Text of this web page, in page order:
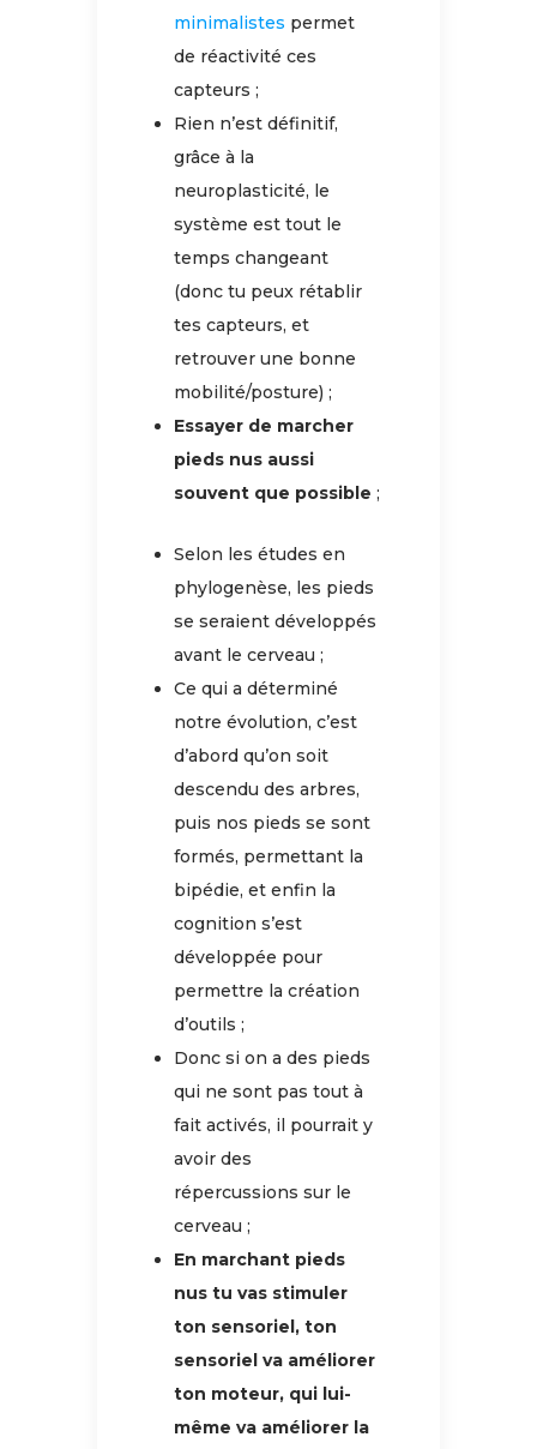
minimalistes permet
de réactivité ces
capteurs ;
Rien n’est définitif,
grâce à la
neuroplasticité, le
système est tout le
temps changeant
(donc tu peux rétablir
tes capteurs, et
retrouver une bonne
mobilité/posture) ;
Essayer de marcher
pieds nus aussi
souvent que possible ;
Selon les études en
phylogenèse, les pieds
se seraient développés
avant le cerveau ;
Ce qui a déterminé
notre évolution, c’est
d’abord qu’on soit
descendu des arbres,
puis nos pieds se sont
formés, permettant la
bipédie, et enfin la
cognition s’est
développée pour
permettre la création
d’outils ;
Donc si on a des pieds
qui ne sont pas tout à
fait activés, il pourrait y
avoir des
répercussions sur le
cerveau ;
En marchant pieds
nus tu vas stimuler
ton sensoriel, ton
sensoriel va améliorer
ton moteur, qui lui-
même va améliorer la